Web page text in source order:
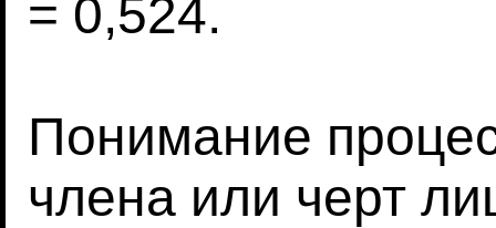
= 0,524.
Понимание
члена или черт